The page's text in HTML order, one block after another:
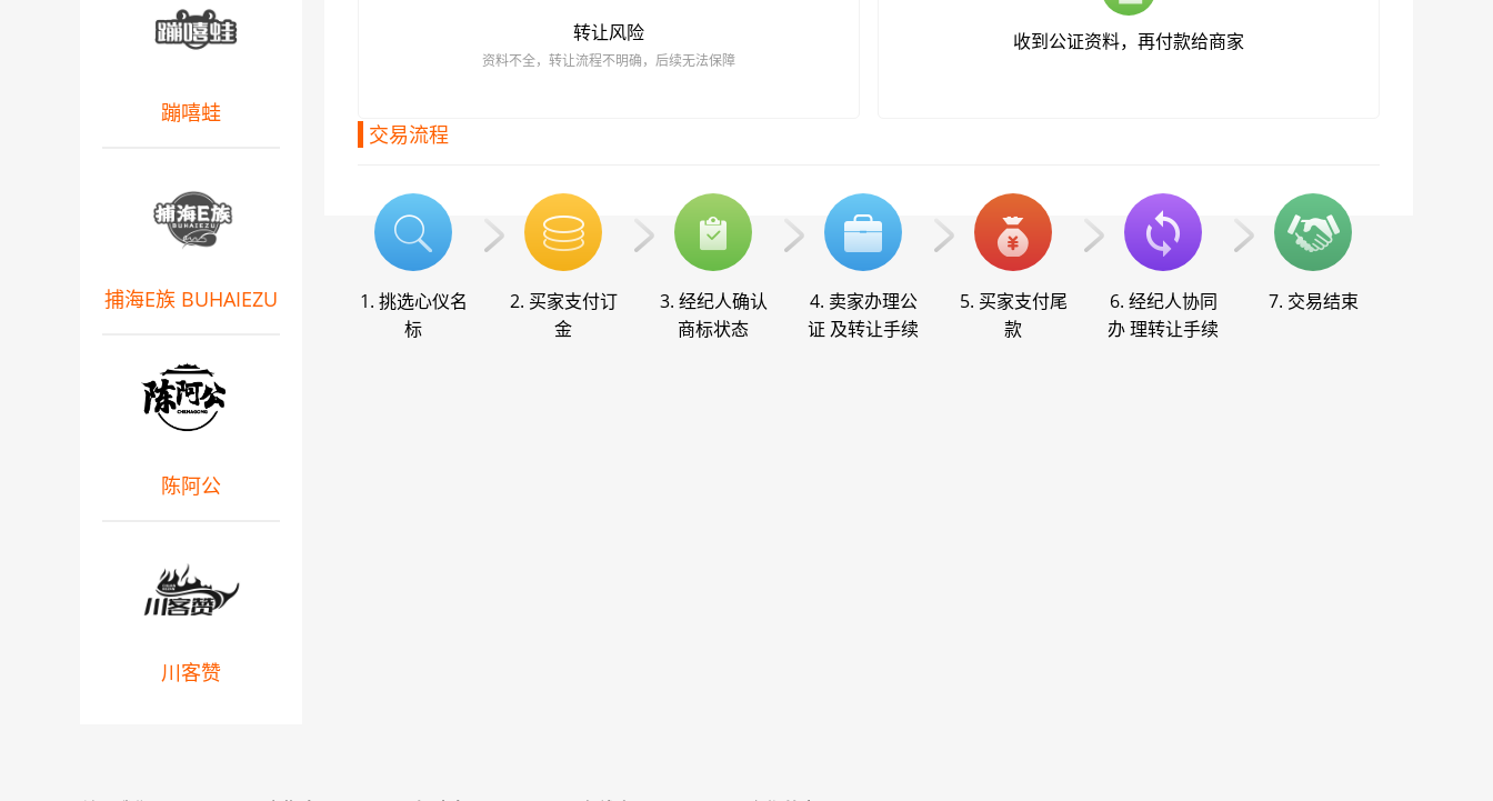
转让风险
资料不全，转让流程不明确，后续无法保障
收到公证资料，再付款给商家
交易流程
1. 挑选心仪名
标
2. 买家支付订
金
3. 经纪人确认
商标状态
4. 卖家办理公
证 及转让手续
5. 买家支付尾
款
6. 经纪人协同
办 理转让手续
7. 交易结束
蹦嘻蛙
捕海E族 BUHAIEZU
陈阿公
川客赞